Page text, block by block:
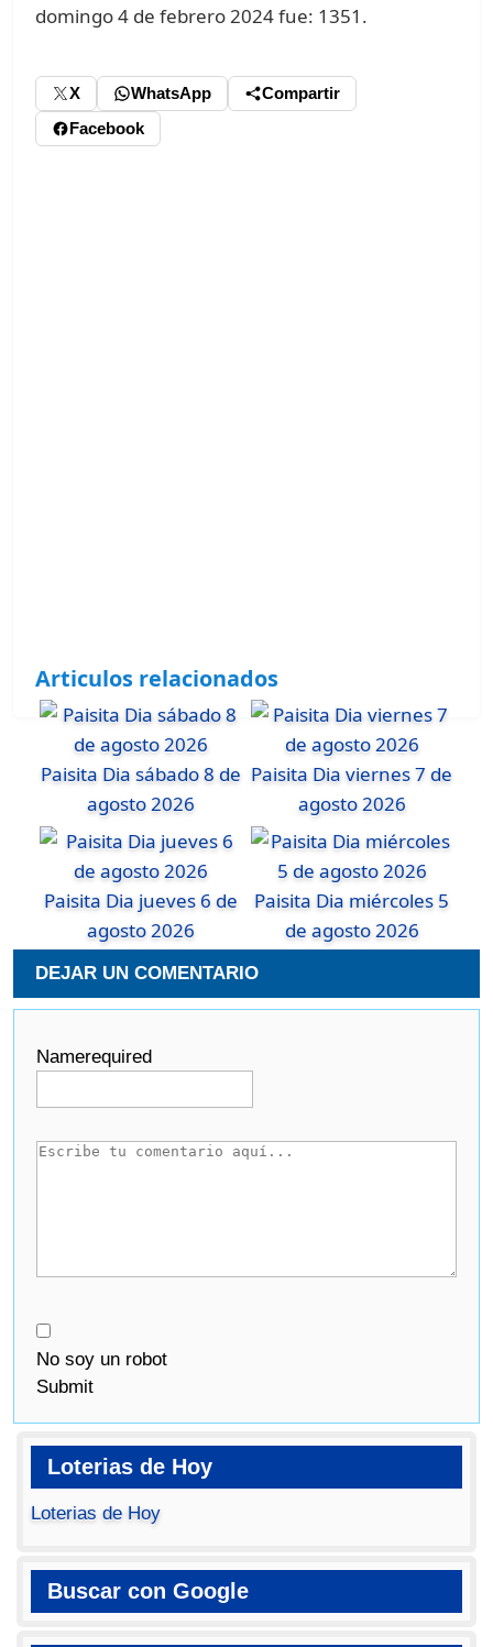
domingo 4 de febrero 2024 fue: 1351.
X WhatsApp
Compartir
Facebook
Articulos relacionados
Paisita Dia sábado 8 de
agosto 2026
Paisita Dia viernes 7 de
agosto 2026
Paisita Dia jueves 6 de
agosto 2026
Paisita Dia miércoles 5
de agosto 2026
DEJAR UN COMENTARIO
Namerequired
No soy un robot
Submit
Loterias de Hoy
Loterias de Hoy
Buscar con Google